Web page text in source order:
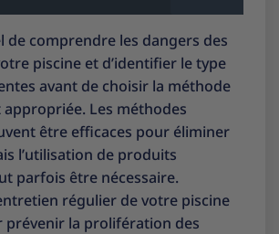
de comprendre les dangers des
piscine et d’identifier le type
avant de choisir la méthode
Les méthodes
être efficaces pour éliminer
l’utilisation de produits
parfois être nécessaire.
régulier de votre piscine
prévenir la prolifération des